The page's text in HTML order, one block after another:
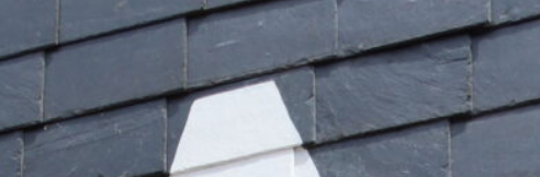
(StuPa) einen neuen Allgemeinen
Cedric Bender (JuSoS &
Amtsjahr gemeinsam den Vorsitz